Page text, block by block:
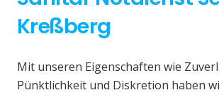
Kreßberg
Mit unseren Eigenschaften wie
Pünktlichkeit und Diskretion haben